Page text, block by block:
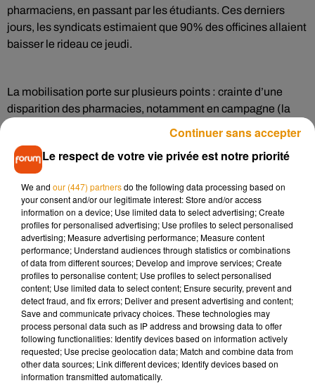
pharmaciens, en passant par les étudiants. Ces derniers
jours, les syndicats estimaient que 90% des officines allaient
baisser le rideau ce jeudi.
La mobilisation porte sur plusieurs points : crainte d’une
disparition des pharmacies, notamment en campagne (la
d’assouplissement de la vente en ligne ou encore réforme
des études.
A noter que plusieurs pharmacies resteront ouvertes ce jeudi
sur réquisitions des préfectures, afin d’assurer une
distribution des médicaments essentiels. La liste est à
retrouver sur le site desAgences régionales de santé.
Musique
Le respect de votre vie privée est notre priorité
We and our (447) partnersdo the following data processing based on
your consent and/or our legitimate interest: Store and/or access
information on a device; Use limited data to select advertising; Create
profiles for personalised advertising; Use profiles to select personalised
advertising; Measure advertising performance; Measure content
performance; Understand audiences through statistics or combinations
of data from different sources; Develop and improve services; Create
profiles to personalise content; Use profiles to select personalised
content; Use limited data to select content; Ensure security, prevent and
detect fraud, and fix errors; Deliver and present advertising and content;
Save and communicate privacy choices. These technologies may
process personal data such as IP address and browsing data to offer
following functionalities: Identify devices based on information actively
requested; Use precise geolocation data; Match and combine data from
other data sources; Link different devices; Identify devices based on
information transmitted automatically.
Continuer sans accepter